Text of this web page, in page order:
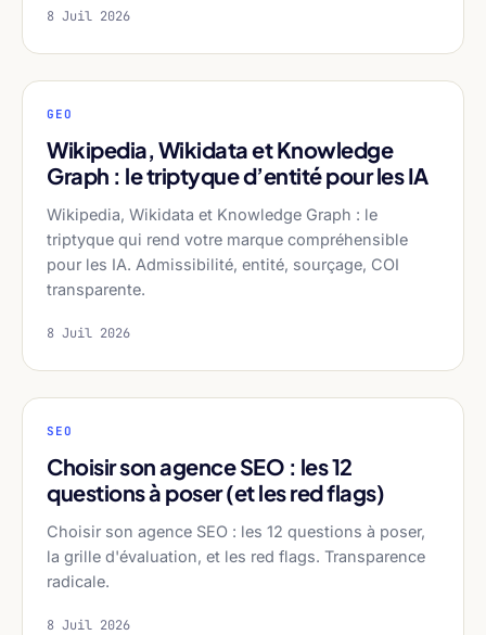
8 Juil 2026
GEO
Wikipedia, Wikidata et Knowledge
Graph : le triptyque d’entité pour les IA
Wikipedia, Wikidata et Knowledge Graph : le
triptyque qui rend votre marque compréhensible
pour les IA. Admissibilité, entité, sourçage, COI
transparente.
8 Juil 2026
SEO
Choisir son agence SEO : les 12
questions à poser (et les red flags)
Choisir son agence SEO : les 12 questions à poser,
la grille d'évaluation, et les red flags. Transparence
radicale.
8 Juil 2026